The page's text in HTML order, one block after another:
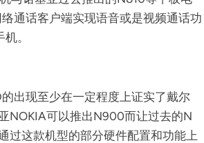
通话客户端实现语音或是视频通话功
。
出现至少在一定程度上证实了戴尔
NOKIA可以推出N900而让过去的N
过这款机型的部分硬件配置和功能上